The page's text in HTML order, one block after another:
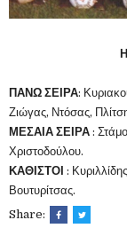
ΠΑΝΩ ΣΕΙΡΑ:
Ζιώγας, Ντόσας,
ΜΕΣΑΙΑ ΣΕΙΡΑ :
Χριστοδούλου.
ΚΑΘΙΣΤΟΙ :
Βουτυρίτσας.
Share: